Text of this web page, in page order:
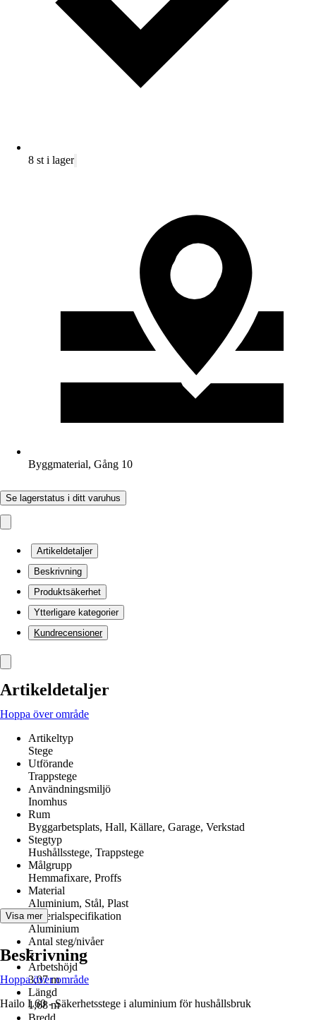
8 st i lager
Byggmaterial, Gång 10
Se lagerstatus i ditt varuhus
Artikeldetaljer
Beskrivning
Produktsäkerhet
Ytterligare kategorier
Kundrecensioner
Artikeldetaljer
Hoppa över område
Artikeltyp
Stege
Utförande
Trappstege
Användningsmiljö
Inomhus
Rum
Byggarbetsplats, Hall, Källare, Garage, Verkstad
Stegtyp
Hushållsstege, Trappstege
Målgrupp
Hemmafixare, Proffs
Material
Aluminium, Stål, Plast
Materialspecifikation
Aluminium
Antal steg/nivåer
5
Arbetshöjd
3,07 m
Längd
1,68 m
Bredd
Visa mer
Beskrivning
Hoppa över område
Hailo L60 - Säkerhetsstege i aluminium för hushållsbruk